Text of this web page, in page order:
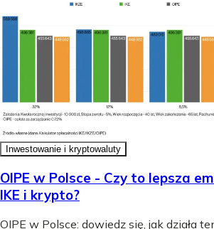
Inwestowanie i kryptowaluty
OIPE w Polsce - Czy to lepsza
IKE i krypto?
OIPE w Polsce: dowiedz się, jak działa